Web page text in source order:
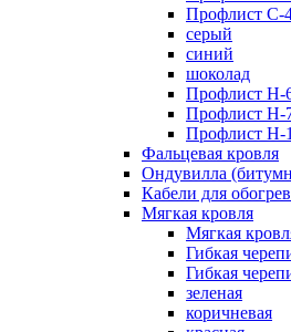
Профлист С-
серый
синий
шоколад
Профлист Н-
Профлист Н-
Профлист H-
Фальцевая кровля
Ондувилла
Кабели для
Мягкая кровля
Мягкая
Гибкая
Гибкая
зеленая
коричневая